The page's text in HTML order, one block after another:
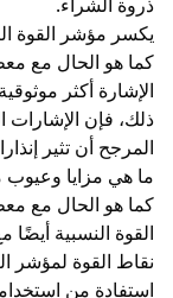
يكسر مؤشر القوة
كما هو الحال مع
الإشارة أكثر
ذلك، فإن الإشارات
المرجح أن تثير
ما هي مزايا وعيوب
كما هو الحال مع
القوة النسبية
نقاط القوة لمؤشر
استفادة من